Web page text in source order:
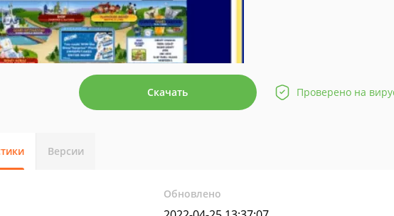
Скачать Проверено на
Версии
Обновлено